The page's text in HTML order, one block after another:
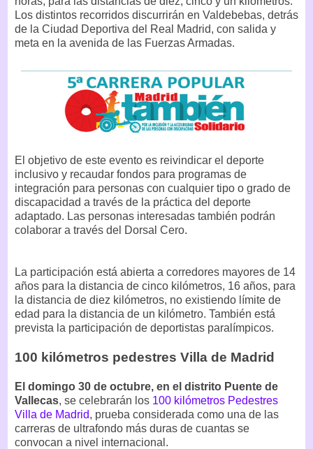
Los distintos recorridos discurrirán en Valdebebas, detrás
de la Ciudad Deportiva del Real Madrid, con salida y
meta en la avenida de las Fuerzas Armadas.
El objetivo de este evento es reivindicar el deporte
inclusivo y recaudar fondos para programas de
integración para personas con cualquier tipo o grado de
discapacidad a través de la práctica del deporte
adaptado. Las personas interesadas también podrán
colaborar a través del Dorsal Cero.
La participación está abierta a corredores mayores de 14
años para la distancia de cinco kilómetros, 16 años, para
la distancia de diez kilómetros, no existiendo límite de
edad para la distancia de un kilómetro. También está
prevista la participación de deportistas paralímpicos.
100 kilómetros pedestres Villa de Madrid
El domingo 30 de octubre, en el distrito Puente de
Vallecas, se celebrarán los 100 kilómetros Pedestres
Villa de Madrid, prueba considerada como una de las
carreras de ultrafondo más duras de cuantas se
convocan a nivel internacional.